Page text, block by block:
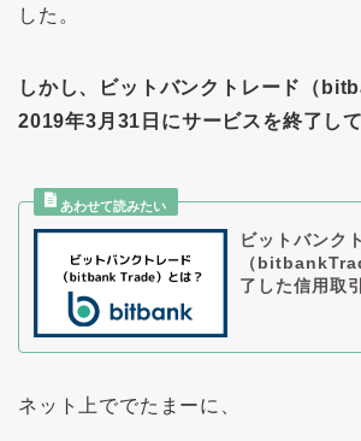
した。
しかし、ビットバンクトレード（
2019年3月31日にサービスを終了し
ビットバンク
（
了した信用取
ネット上ででたまーに、